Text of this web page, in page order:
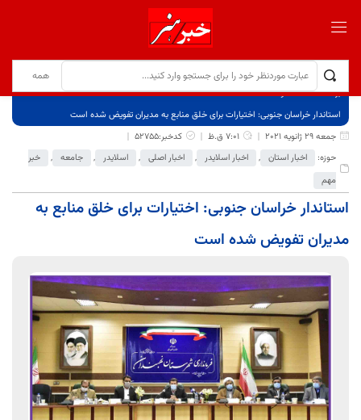
برگ نخست
نوشته‌ها
استاندار خراسان جنوبی: اختیارات برای خلق منابع به مدیران تفویض شده است
جمعه 29 ژانویه 2021
7:01 ق.ظ
کدخبر:52755
حوزه:
اخبار استان , اخبار اسلایدر , اخبار اصلی , اسلایدر , جامعه ,
خبر
مهم
استاندار خراسان جنوبی: اختیارات برای خلق منابع به
مدیران تفویض شده است